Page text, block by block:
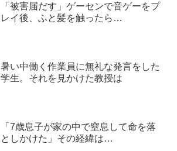
「被害届だす」ゲーセンで音ゲーをプ
レイ後、ふと髪を触ったら…
暑い中働く作業員に無礼な発言をした
学生。それを見かけた教授は
「7歳息子が家の中で窒息して命を落
としかけた」その経緯は…